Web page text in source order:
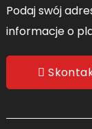
Podaj swój
informacje o